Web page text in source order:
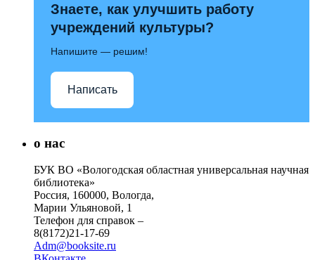
Знаете, как улучшить работу
учреждений культуры?
Напишите — решим!
Написать
о нас
БУК ВО «Вологодская областная универсальная научная
библиотека»
Россия, 160000, Вологда,
Марии Ульяновой, 1
Телефон для справок –
8(8172)21-17-69
Adm@booksite.ru